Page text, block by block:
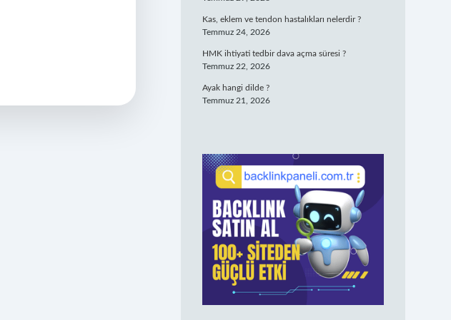
Kas, eklem ve tendon hastalıkları nelerdir ?
Temmuz 24, 2026
HMK ihtiyati tedbir dava açma süresi ?
Temmuz 22, 2026
Ayak hangi dilde ?
Temmuz 21, 2026